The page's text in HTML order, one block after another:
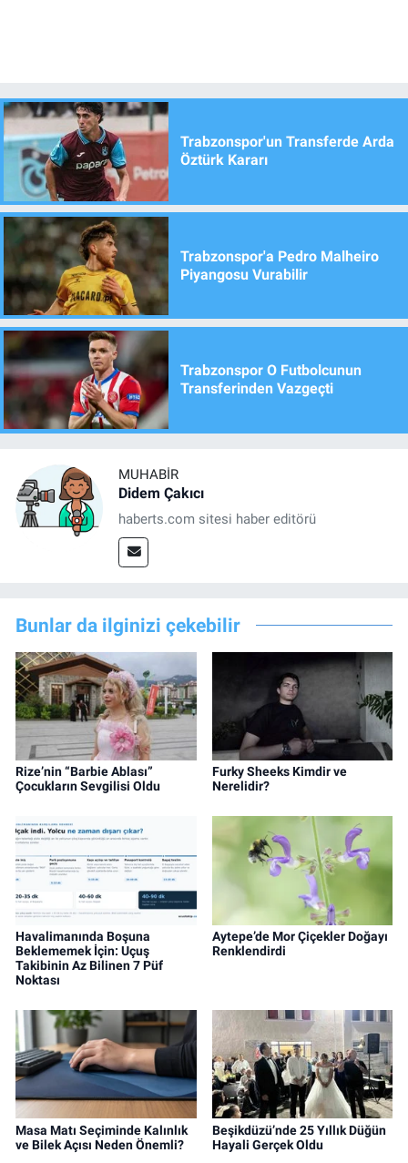
Trabzonspor'un Transferde Arda
Öztürk Kararı
Trabzonspor'a Pedro Malheiro
Piyangosu Vurabilir
Trabzonspor O Futbolcunun
Transferinden Vazgeçti
MUHABIR
Didem Çakıcı
haberts.com sitesi haber editörü
Bunlar da ilginizi çekebilir
Rize’nin “Barbie Ablası”
Çocukların Sevgilisi Oldu
Furky Sheeks Kimdir ve
Nerelidir?
Havalimanında Boşuna
Beklememek İçin: Uçuş
Takibinin Az Bilinen 7 Püf
Noktası
Aytepe’de Mor Çiçekler Doğayı
Renklendirdi
Masa Matı Seçiminde Kalınlık
ve Bilek Açısı Neden Önemli?
Beşikdüzü’nde 25 Yıllık Düğün
Hayali Gerçek Oldu